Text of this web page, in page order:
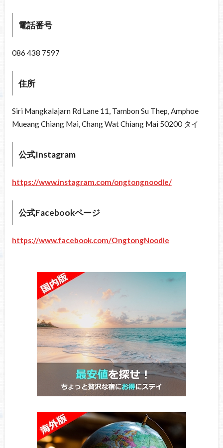
電話番号
086 438 7597
住所
Siri Mangkalajarn Rd Lane 11, Tambon Su Thep, Amphoe
Mueang Chiang Mai, Chang Wat Chiang Mai 50200 タイ
公式Instagram
https://www.instagram.com/ongtongnoodle/
公式Facebookページ
https://www.facebook.com/OngtongNoodle